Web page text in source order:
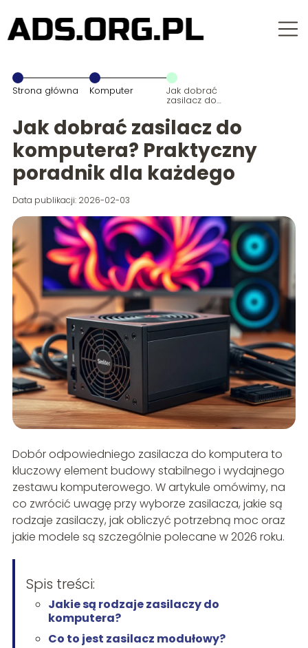
Strona główna Komputer Jak dobrać
zasilacz do
Praktyczny
poradnik dla
Jak dobrać zasilacz do
komputera? Praktyczny
poradnik dla każdego
Data publikacji: 2026-02-03
Dobór odpowiedniego zasilacza do komputera to
kluczowy element budowy stabilnego i wydajnego
zestawu komputerowego. W artykule omówimy, na
co zwrócić uwagę przy wyborze zasilacza, jakie są
rodzaje zasilaczy, jak obliczyć potrzebną moc oraz
jakie modele są szczególnie polecane w 2026 roku.
Spis treści:
Jakie są rodzaje zasilaczy do
komputera?
Co to jest zasilacz modułowy?